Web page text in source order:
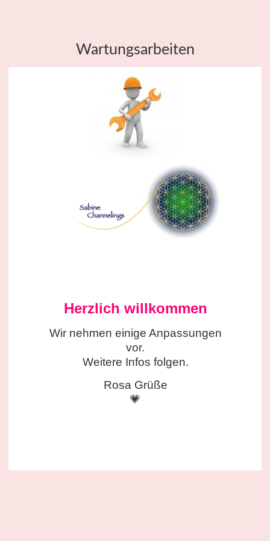
Wartungsarbeiten
Herzlich willkommen
Wir nehmen einige Anpassungen
vor.
Weitere Infos folgen.
Rosa Grüße
💗